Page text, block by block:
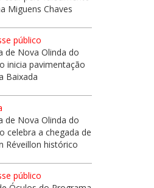
Miguens Chaves
público
de Nova Olinda do
inicia pavimentação
Baixada
de Nova Olinda do
celebra a chegada de
Réveillon histórico
público